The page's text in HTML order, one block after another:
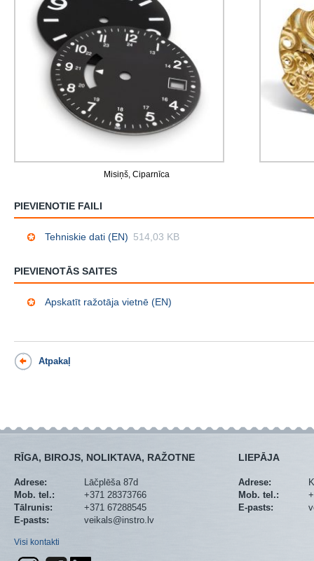
Misiņš, Ciparnīca
PIEVIENOTIE FAILI
Tehniskie dati (EN) 514,03 KB
PIEVIENOTĀS SAITES
Apskatīt ražotāja vietnē (EN)
Atpakaļ
RĪGA, BIROJS, NOLIKTAVA, RAŽOTNE
Adrese:
Lāčplēša 87d
Mob. tel.:
+371 28373766
Tālrunis:
+371 67288545
E-pasts:
veikals@instro.lv
Visi kontakti
LIEPĀJA
Adrese:
Mob. tel.:
E-pasts: